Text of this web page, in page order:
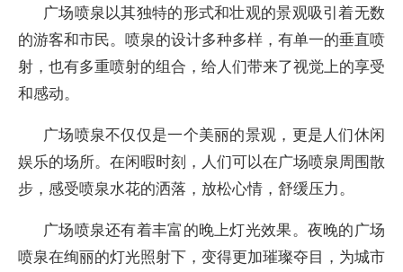
广场喷泉以其独特的形式和壮观的景观吸引着无数
的游客和市民。喷泉的设计多种多样，有单一的垂直喷
射，也有多重喷射的组合，给人们带来了视觉上的享受
和感动。
广场喷泉不仅仅是一个美丽的景观，更是人们休闲
娱乐的场所。在闲暇时刻，人们可以在广场喷泉周围散
步，感受喷泉水花的洒落，放松心情，舒缓压力。
广场喷泉还有着丰富的晚上灯光效果。夜晚的广场
喷泉在绚丽的灯光照射下，变得更加璀璨夺目，为城市